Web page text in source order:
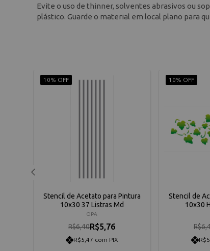
Evite o uso de thinner, solventes abrasivos ou
plástico. Guarde o material em local plano para
10% OFF
Stencil de Acetato para Pintura
10x30 37 Listras Md
OPA
R$6,40R$5,76
R$5,47 com PIX
10% OFF
Stencil de
10x30